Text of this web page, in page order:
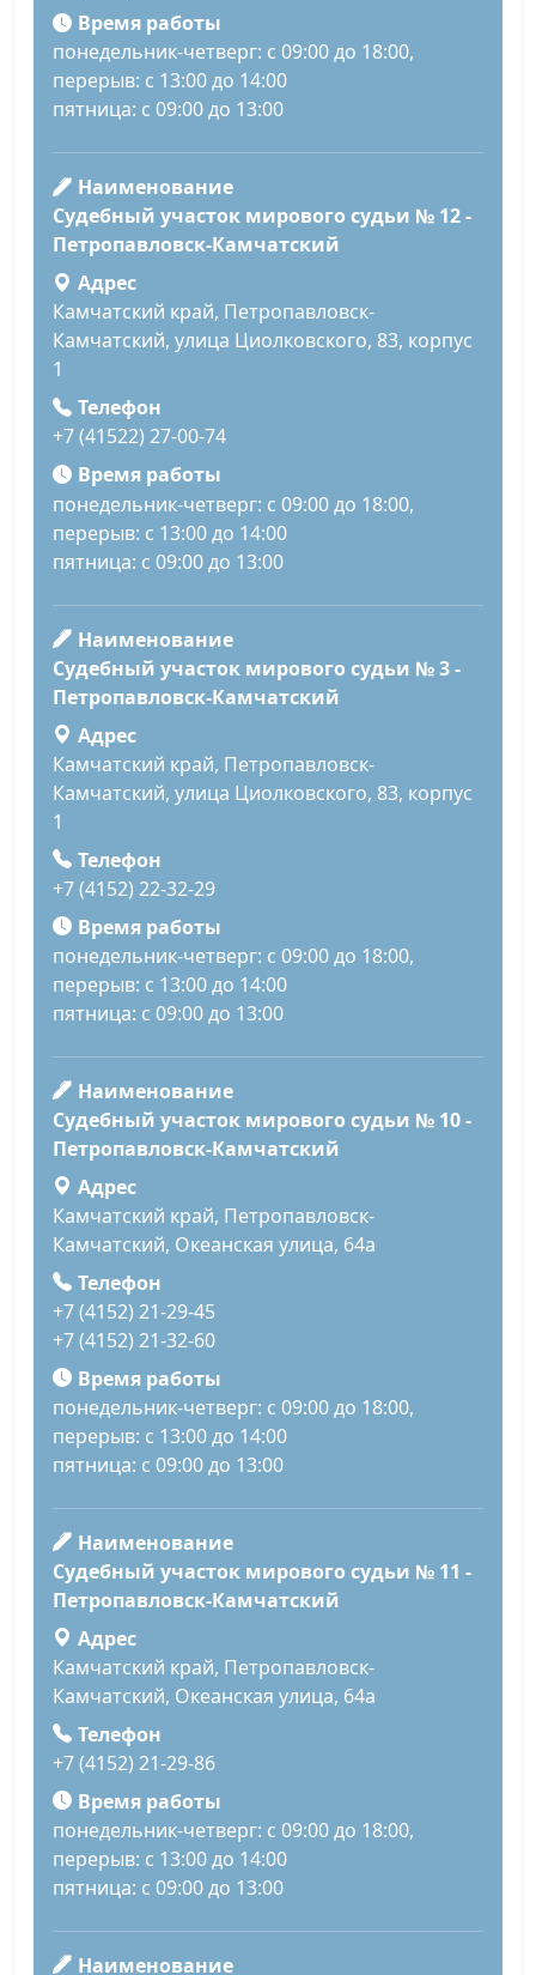
Время работы
понедельник-четверг: с 09:00 до 18:00,
перерыв: с 13:00 до 14:00
пятница: с 09:00 до 13:00
Наименование
Судебный участок мирового судьи № 12 -
Петропавловск-Камчатский
Адрес
Камчатский край, Петропавловск-
Камчатский, улица Циолковского, 83, корпус
1
Телефон
+7 (41522) 27-00-74
Время работы
понедельник-четверг: с 09:00 до 18:00,
перерыв: с 13:00 до 14:00
пятница: с 09:00 до 13:00
Наименование
Судебный участок мирового судьи № 3 -
Петропавловск-Камчатский
Адрес
Камчатский край, Петропавловск-
Камчатский, улица Циолковского, 83, корпус
1
Телефон
+7 (4152) 22-32-29
Время работы
понедельник-четверг: с 09:00 до 18:00,
перерыв: с 13:00 до 14:00
пятница: с 09:00 до 13:00
Наименование
Судебный участок мирового судьи № 10 -
Петропавловск-Камчатский
Адрес
Камчатский край, Петропавловск-
Камчатский, Океанская улица, 64а
Телефон
+7 (4152) 21-29-45
+7 (4152) 21-32-60
Время работы
понедельник-четверг: с 09:00 до 18:00,
перерыв: с 13:00 до 14:00
пятница: с 09:00 до 13:00
Наименование
Судебный участок мирового судьи № 11 -
Петропавловск-Камчатский
Адрес
Камчатский край, Петропавловск-
Камчатский, Океанская улица, 64а
Телефон
+7 (4152) 21-29-86
Время работы
понедельник-четверг: с 09:00 до 18:00,
перерыв: с 13:00 до 14:00
пятница: с 09:00 до 13:00
Наименование